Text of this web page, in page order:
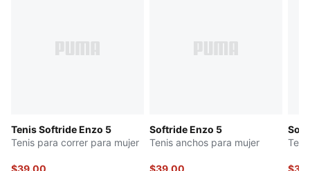
Tenis Softride Enzo 5
Tenis para correr para mujer
$39.00
Softride Enzo 5
Tenis anchos para mujer
$39.00